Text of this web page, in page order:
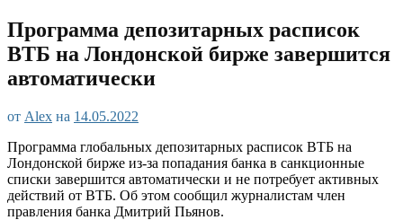
Программа депозитарных расписок
ВТБ на Лондонской бирже завершится
автоматически
от Alex на 14.05.2022
Программа глобальных депозитарных расписок ВТБ на
Лондонской бирже из-за попадания банка в санкционные
списки завершится автоматически и не потребует активных
действий от ВТБ. Об этом сообщил журналистам член
правления банка Дмитрий Пьянов.